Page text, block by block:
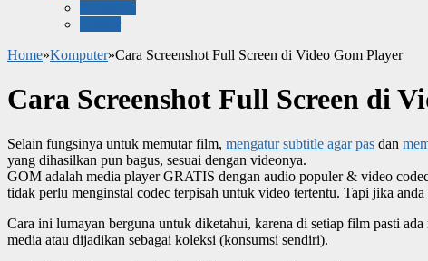
Home»Komputer»Cara Screenshot Full Screen di Video Gom Player
Cara Screenshot Full Screen di
Selain fungsinya untuk memutar film, mengatur subtitle agar pas dan
yang dihasilkan pun bagus, sesuai dengan videonya.
GOM adalah media player GRATIS dengan audio populer & video
tidak perlu menginstal codec terpisah untuk video tertentu. Tapi jika
Cara ini lumayan berguna untuk diketahui, karena di setiap film pasti
media atau dijadikan sebagai koleksi (konsumsi sendiri).